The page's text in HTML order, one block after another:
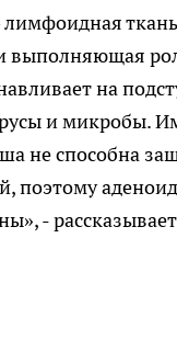
выполняющая
на
и микробы.
не способна
поэтому
-